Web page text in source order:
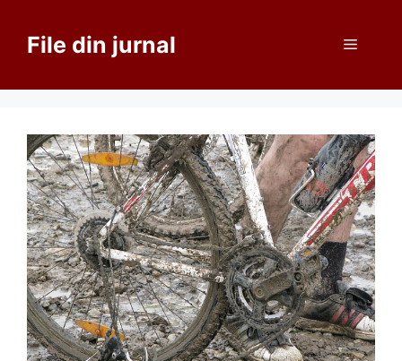
conținutFile din jurnal Meniu